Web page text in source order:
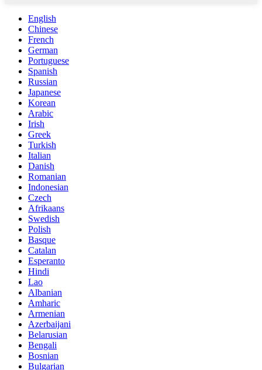
English
Chinese
French
German
Portuguese
Spanish
Russian
Japanese
Korean
Arabic
Irish
Greek
Turkish
Italian
Danish
Romanian
Indonesian
Czech
Afrikaans
Swedish
Polish
Basque
Catalan
Esperanto
Hindi
Lao
Albanian
Amharic
Armenian
Azerbaijani
Belarusian
Bengali
Bosnian
Bulgarian